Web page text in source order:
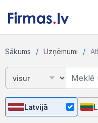
Sākums Uzņēmumi
Latvijā